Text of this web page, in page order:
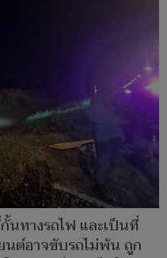
นทางรถไฟ และเป็นที่
นต์อาจขับรถไม่พ้น ถูก